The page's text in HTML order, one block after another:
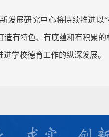
发展研究中心将持续推进以
有特色、有底蕴和有积累
学校德育工作的纵深发展。